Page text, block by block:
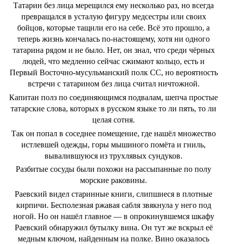
Татарин без лица мерещился ему несколько раз, но всегда
превращался в усталую фигуру медсестры или своих
бойцов, которые тащили его на себе. Всё это прошло, а
теперь жизнь кончалась по-настоящему, хотя ни одного
татарина рядом и не было. Нет, он знал, что среди чёрных
людей, что медленно сейчас сжимают кольцо, есть и
Первый Восточно-мусульманский полк СС, но вероятность
встречи с татарином без лица считал ничтожной.
Капитан полз по соединяющимся подвалам, шепча простые
татарские слова, которых в русском языке то ли пять, то ли
целая сотня.
Так он попал в соседнее помещение, где нашёл множество
истлевшей одежды, горы мышиного помёта и гниль,
вывалившуюся из трухлявых сундуков.
Разбитые сосуды были похожи на рассыпанные по полу
морские раковины.
Раевский видел старинные книги, слипшиеся в плотные
кирпичи. Бесполезная ржавая сабля звякнула у него под
ногой. Но он нашёл главное — в опрокинувшемся шкафу
Раевский обнаружил бутылку вина. Он тут же вскрыл её
медным ключом, найденным на полке. Вино оказалось